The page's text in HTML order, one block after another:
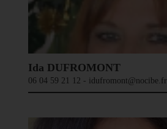
Ida DUFROMONT
06 04 59 21 12 - idufromont@nocibe.fr